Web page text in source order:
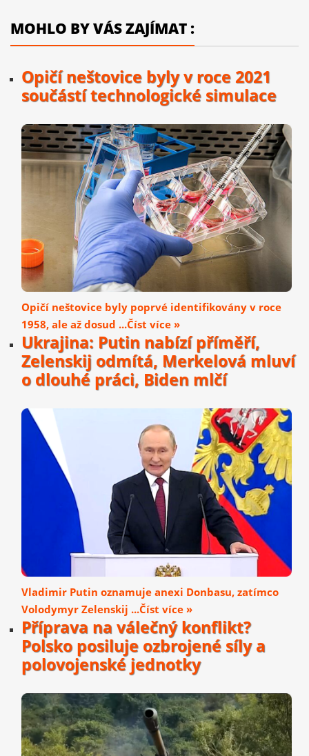
MOHLO BY VÁS ZAJÍMAT :
Opičí neštovice byly v roce 2021
součástí technologické simulace
Opičí neštovice byly poprvé identifikovány v roce
1958, ale až dosud ...Číst více »
Ukrajina: Putin nabízí příměří,
Zelenskij odmítá, Merkelová mluví
o dlouhé práci, Biden mlčí
Vladimir Putin oznamuje anexi Donbasu, zatímco
Volodymyr Zelenskij ...Číst více »
Příprava na válečný konflikt?
Polsko posiluje ozbrojené síly a
polovojenské jednotky